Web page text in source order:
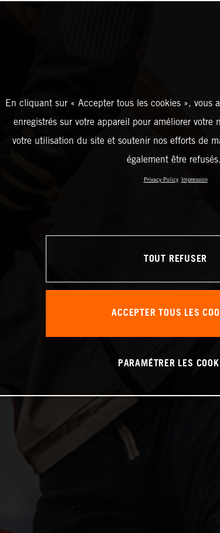
En cliquant sur « Accepter tous les cookies », vous
enregistrés sur votre appareil pour améliorer votre
votre utilisation du site et soutenir nos efforts de
également être refusés.
Privacy Policy Impression
TOUT REFUSER
ACCEPTER TOUS LES
PARAMÉTRER LES